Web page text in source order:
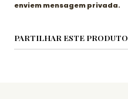
enviem mensagem privada.
PARTILHAR ESTE PRODUTO